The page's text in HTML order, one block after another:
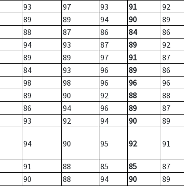
93 97 93 91
92
89 89 94 90
89
88 87 86 84
86
94 93 87 89
92
89 89 97 91
87
84 93 96 89
86
98 98 96 96
96
89 90 92 88
88
86 94 96 89
87
93 92 94 90 89
94 90 95 92 91
91 88 85 85
87
90 88 94 90
89